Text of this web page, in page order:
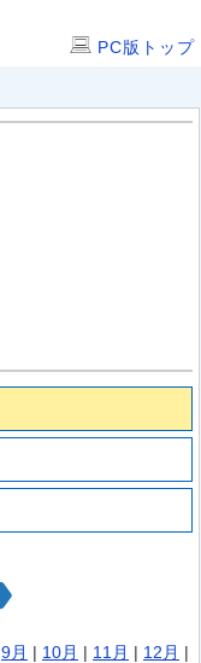
PC版トップ
9月 | 10月 | 11月 | 12月 |